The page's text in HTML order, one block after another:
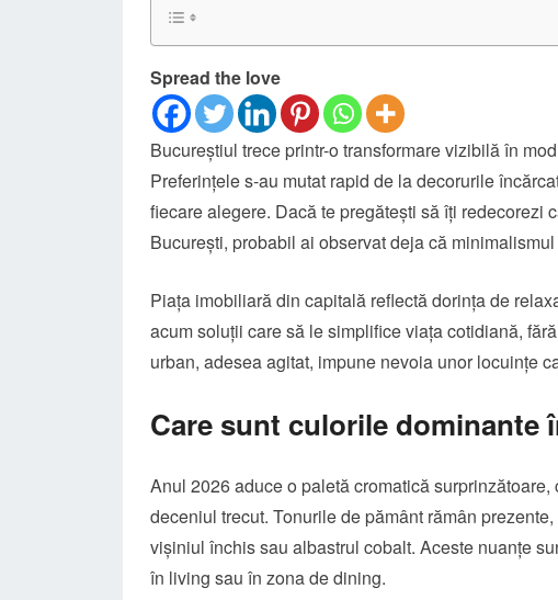
Spread the love
Bucureștiul trece printr-o transformare vizibilă în
Preferințele s-au mutat rapid de la decorurile
fiecare alegere. Dacă te pregătești să îți redecorezi
București, probabil ai observat deja că
Piața imobiliară din capitală reflectă dorința de
acum soluții care să le simplifice viața cotidiană,
urban, adesea agitat, impune nevoia unor locuințe
Care sunt culorile dominante
Anul 2026 aduce o paletă cromatică
deceniul trecut. Tonurile de pământ rămân
vișiniul închis sau albastrul cobalt. Aceste nuanțe
în living sau în zona de dining.